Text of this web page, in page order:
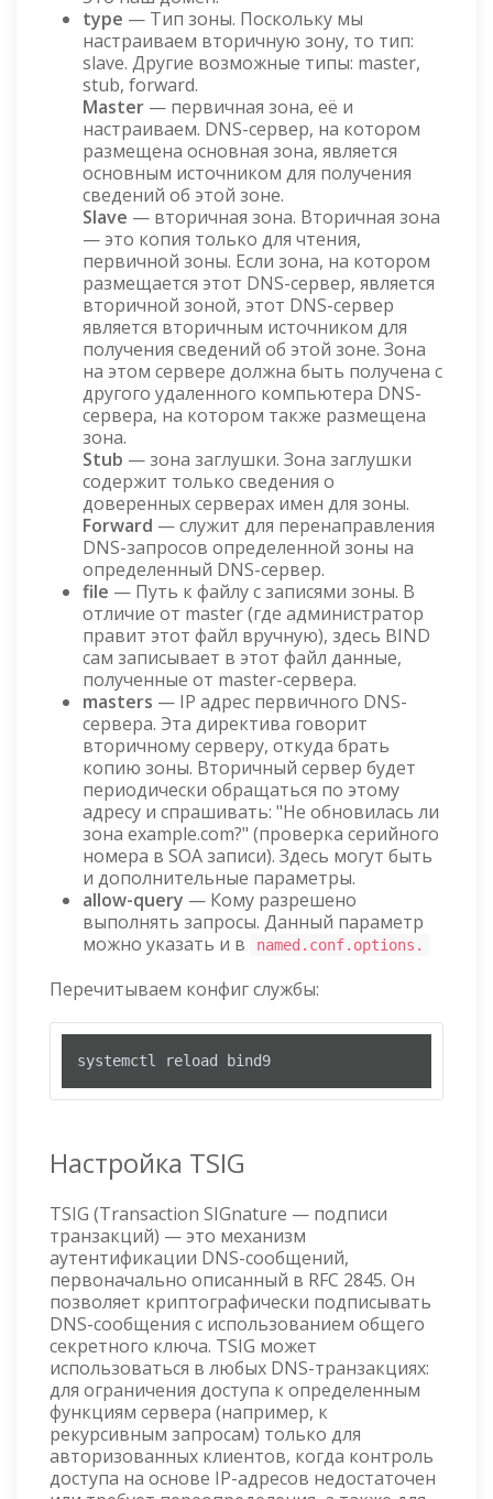
type — Тип зоны. Поскольку мы
настраиваем вторичную зону, то тип:
slave. Другие возможные типы: master,
stub, forward.
Master — первичная зона, её и
настраиваем. DNS-сервер, на котором
размещена основная зона, является
основным источником для получения
сведений об этой зоне.
Slave — вторичная зона. Вторичная зона
— это копия только для чтения,
первичной зоны. Если зона, на котором
размещается этот DNS-сервер, является
вторичной зоной, этот DNS-сервер
является вторичным источником для
получения сведений об этой зоне. Зона
на этом сервере должна быть получена с
другого удаленного компьютера DNS-
сервера, на котором также размещена
зона.
Stub — зона заглушки. Зона заглушки
содержит только сведения о
доверенных серверах имен для зоны.
Forward — служит для перенаправления
DNS-запросов определенной зоны на
определенный DNS-сервер.
file — Путь к файлу с записями зоны. В
отличие от master (где администратор
правит этот файл вручную), здесь BIND
сам записывает в этот файл данные,
полученные от master-сервера.
masters — IP адрес первичного DNS-
сервера. Эта директива говорит
вторичному серверу, откуда брать
копию зоны. Вторичный сервер будет
периодически обращаться по этому
адресу и спрашивать: "Не обновилась ли
зона example.com?" (проверка серийного
номера в SOA записи). Здесь могут быть
и дополнительные параметры.
allow-query — Кому разрешено
выполнять запросы. Данный параметр
можно указать и в
named.conf.options.
Перечитываем конфиг службы:
systemctl reload bind9
Настройка TSIG
TSIG (Transaction SIGnature — подписи
транзакций) — это механизм
аутентификации DNS-сообщений,
первоначально описанный в RFC 2845. Он
позволяет криптографически подписывать
DNS-сообщения с использованием общего
секретного ключа. TSIG может
использоваться в любых DNS-транзакциях:
для ограничения доступа к определенным
функциям сервера (например, к
рекурсивным запросам) только для
авторизованных клиентов, когда контроль
доступа на основе IP-адресов недостаточен